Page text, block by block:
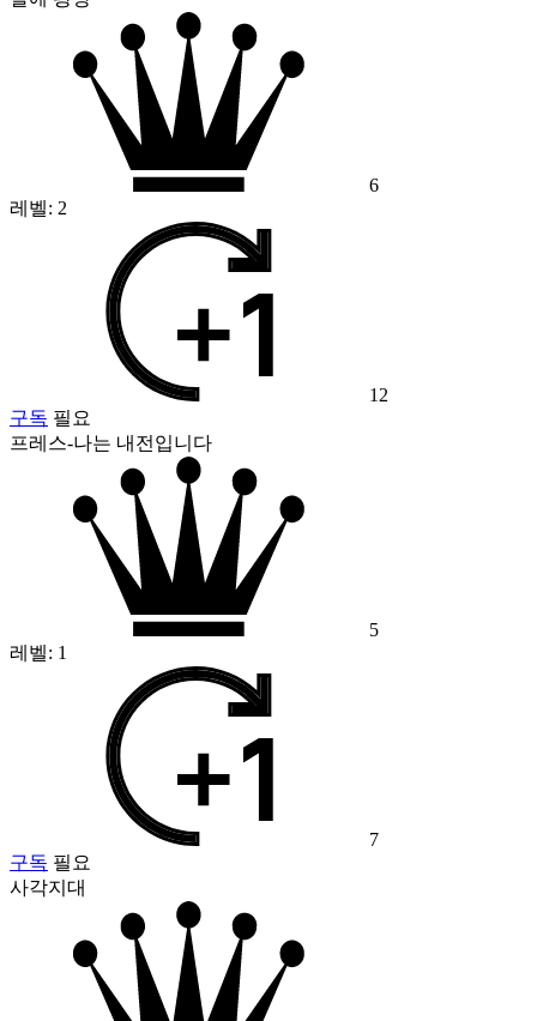
6
레벨: 2
12
구독 필요
프레스-나는 내전입니다
5
레벨: 1
7
구독 필요
사각지대